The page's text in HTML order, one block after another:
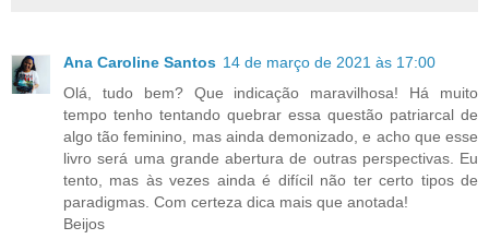
Ana Caroline Santos 14 de março de 2021 às 17:00
Olá, tudo bem? Que indicação maravilhosa! Há muito
tempo tenho tentando quebrar essa questão patriarcal de
algo tão feminino, mas ainda demonizado, e acho que esse
livro será uma grande abertura de outras perspectivas. Eu
tento, mas às vezes ainda é difícil não ter certo tipos de
paradigmas. Com certeza dica mais que anotada!
Beijos